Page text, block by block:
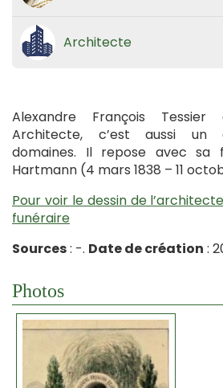
Architecte
Alexandre François Tessier
Architecte, c’est aussi un
domaines. Il repose avec sa
Hartmann (4 mars 1838 – 11
Pour voir le dessin de
funéraire
Sources: -. Date de création :
Photos